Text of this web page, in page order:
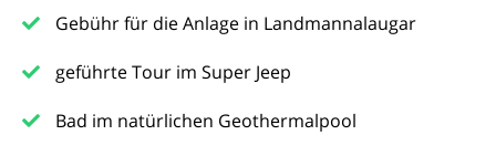
Gebühr für die Anlage in Landmannalaugar
geführte Tour im Super Jeep
Bad im natürlichen Geothermalpool